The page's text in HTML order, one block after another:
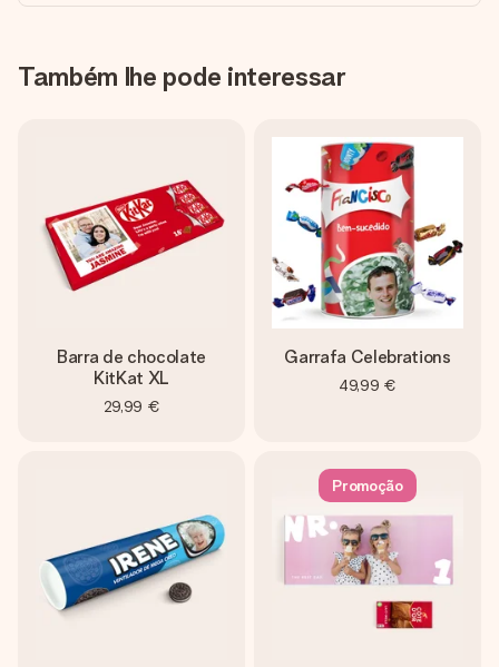
Também lhe pode interessar
Barra de chocolate
KitKat XL
29,99 €
Garrafa Celebrations
49,99 €
Promoção